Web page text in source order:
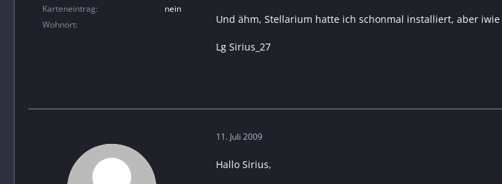
Karteneintrag
nein
Wohnort
Und ähm, Stellarium hatte ich schonmal installiert, aber
Lg Sirius_27
11. Juli 2009
Hallo Sirius,